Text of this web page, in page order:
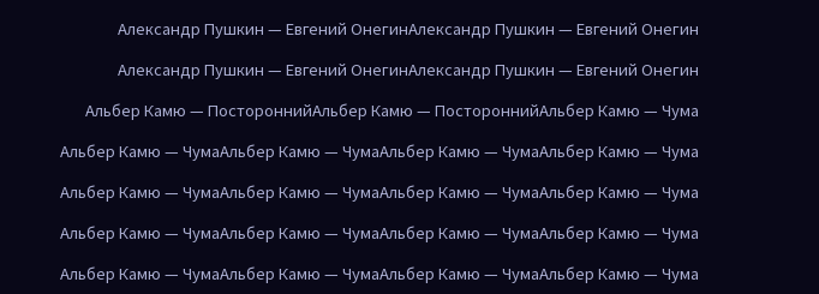
Александр Пушкин — Евгений ОнегинАлександр Пушкин — Евгений Онегин
Александр Пушкин — Евгений ОнегинАлександр Пушкин — Евгений Онегин
Альбер Камю — ПостороннийАльбер Камю — ПостороннийАльбер Камю — Чума
Альбер Камю — ЧумаАльбер Камю — ЧумаАльбер Камю — ЧумаАльбер Камю — Чума
Альбер Камю — ЧумаАльбер Камю — ЧумаАльбер Камю — ЧумаАльбер Камю — Чума
Альбер Камю — ЧумаАльбер Камю — ЧумаАльбер Камю — ЧумаАльбер Камю — Чума
Альбер Камю — ЧумаАльбер Камю — ЧумаАльбер Камю — ЧумаАльбер Камю — Чума